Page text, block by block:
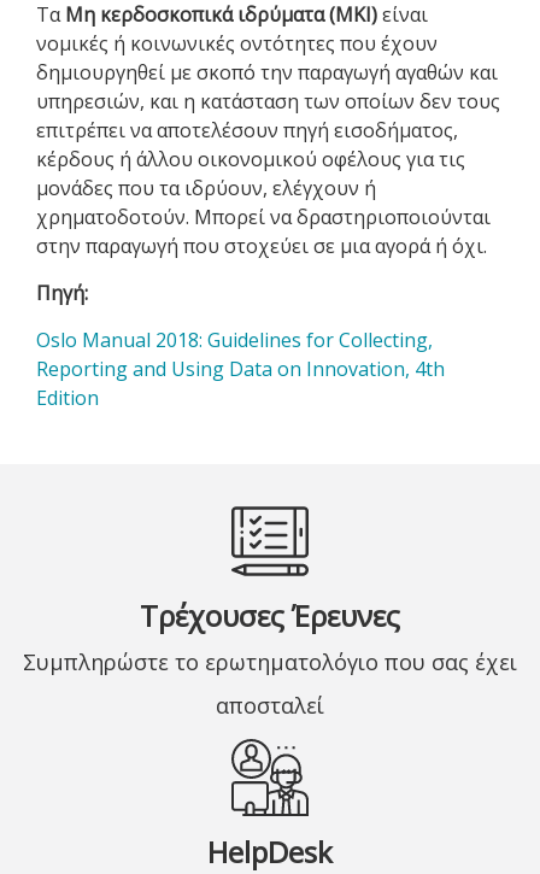
ΤαΜη κερδοσκοπικά ιδρύματα (ΜΚΙ)είναι
νομικές ή κοινωνικές οντότητες που έχουν
δημιουργηθεί με σκοπό την παραγωγή αγαθών και
υπηρεσιών, και η κατάσταση των οποίων δεν τους
επιτρέπει να αποτελέσουν πηγή εισοδήματος,
κέρδους ή άλλου οικονομικού οφέλους για τις
μονάδες που τα ιδρύουν, ελέγχουν ή
χρηματοδοτούν. Μπορεί να δραστηριοποιούνται
στην παραγωγή που στοχεύει σε μια αγορά ή όχι.
Πηγή
Oslo Manual 2018: Guidelines for Collecting,
Reporting and Using Data on Innovation, 4th
Edition
Τρέχουσες Έρευνες
Συμπληρώστε το ερωτηματολόγιο που σας έχει
αποσταλεί
HelpDesk